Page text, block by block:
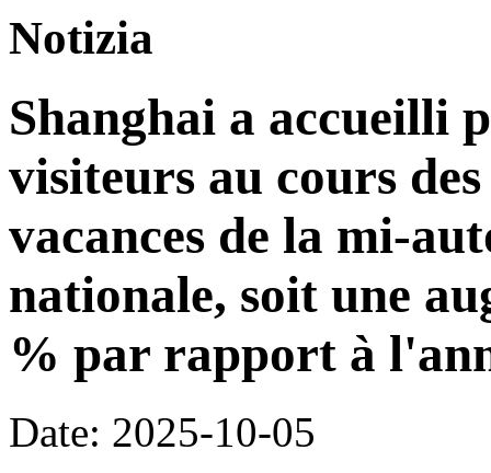
Notizia
Shanghai a accueilli
visiteurs au cours
vacances de la mi-
nationale, soit une
% par rapport à
Date: 2025-10-05